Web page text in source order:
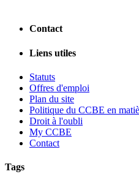
Contact
Liens utiles
Statuts
Offres d'emploi
Plan du site
Politique du CCBE en
Droit à l'oubli
My CCBE
Contact
Tags